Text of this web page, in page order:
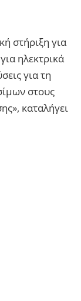
στήριξη για
ηλεκτρικά
για τη
στους
καταλήγει